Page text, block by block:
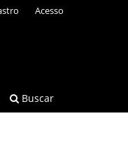
Buscar
Acesso